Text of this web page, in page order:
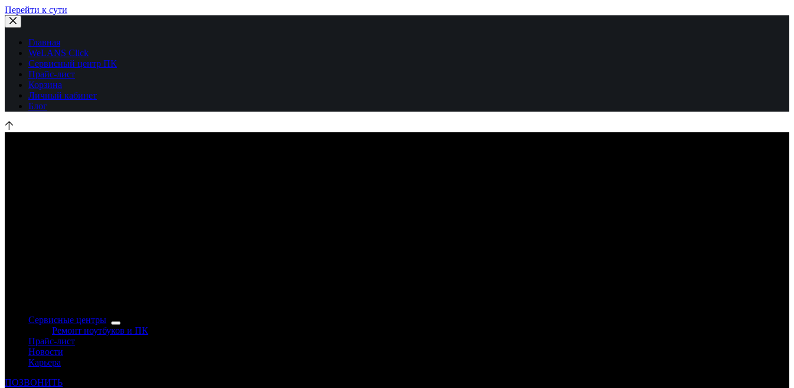
Перейти к сути
Главная
WeLANS Click
Сервисный центр ПК
Прайс-лист
Корзина
Личный кабинет
Блог
Сервисные центры
Ремонт ноутбуков и ПК
Прайс-лист
Новости
Карьера
ПОЗВОНИТЬ